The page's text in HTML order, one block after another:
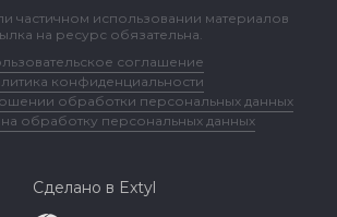
частичном использовании материалов
на ресурс обязательна.
соглашение
конфиденциальности
обработки персональных данных
обработку персональных данных
Сделано в Extyl